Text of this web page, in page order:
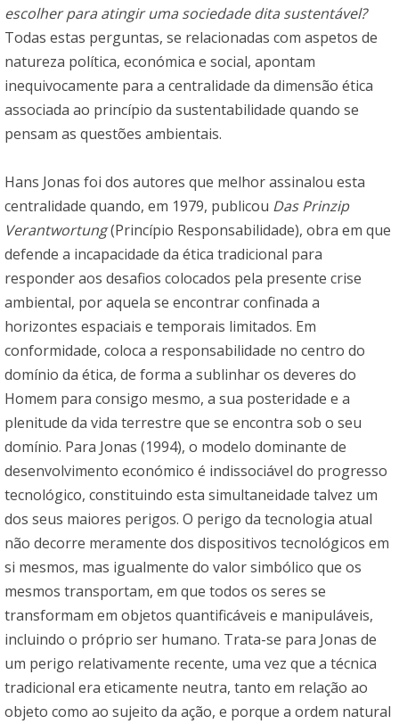
escolher para atingir uma sociedade dita sustentável?
Todas estas perguntas, se relacionadas com aspetos de
natureza política, económica e social, apontam
inequivocamente para a centralidade da dimensão ética
associada ao princípio da sustentabilidade quando se
pensam as questões ambientais.
Hans Jonas foi dos autores que melhor assinalou esta
centralidade quando, em 1979, publicou Das Prinzip
Verantwortung(Princípio Responsabilidade), obra em que
defende a incapacidade da ética tradicional para
responder aos desafios colocados pela presente crise
ambiental, por aquela se encontrar confinada a
horizontes espaciais e temporais limitados. Em
conformidade, coloca a responsabilidade no centro do
domínio da ética, de forma a sublinhar os deveres do
Homem para consigo mesmo, a sua posteridade e a
plenitude da vida terrestre que se encontra sob o seu
domínio. Para Jonas (1994), o modelo dominante de
desenvolvimento económico é indissociável do progresso
tecnológico, constituindo esta simultaneidade talvez um
dos seus maiores perigos. O perigo da tecnologia atual
não decorre meramente dos dispositivos tecnológicos em
si mesmos, mas igualmente do valor simbólico que os
mesmos transportam, em que todos os seres se
transformam em objetos quantificáveis e manipuláveis,
incluindo o próprio ser humano. Trata-se para Jonas de
um perigo relativamente recente, uma vez que a técnica
tradicional era eticamente neutra, tanto em relação ao
objeto como ao sujeito da ação, e porque a ordem natural